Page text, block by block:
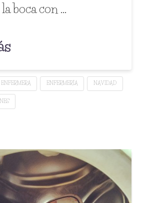
boca con …
ENFERMERA ENFERMERÍA NAVIDAD